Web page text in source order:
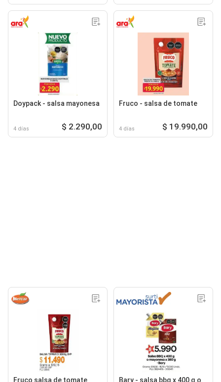
Doypack - salsa mayonesa
4 días $ 2.290,00
Fruco - salsa de tomate
4 días $ 19.990,00
Fruco salsa de tomate Bary - salsa bbq x 400 g o